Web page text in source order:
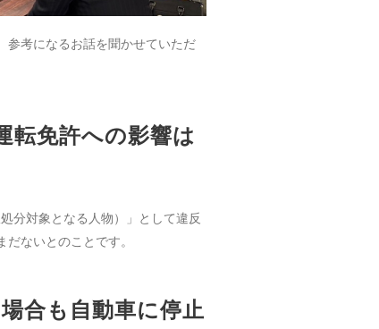
参考になるお話を聞かせていただ
転免許への影響は
分対象となる人物）」として違反
ないとのことです。
合も自動車に停止